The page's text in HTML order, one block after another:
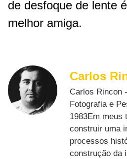
de desfoque de lente
melhor amiga.
Carlos
Carlos Rincon
Fotografia e
1983Em meus
construir uma
processos
construção da